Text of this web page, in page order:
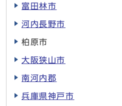
富田林市
河内長野市
柏原市
大阪狭山市
南河内郡
兵庫県神戸市